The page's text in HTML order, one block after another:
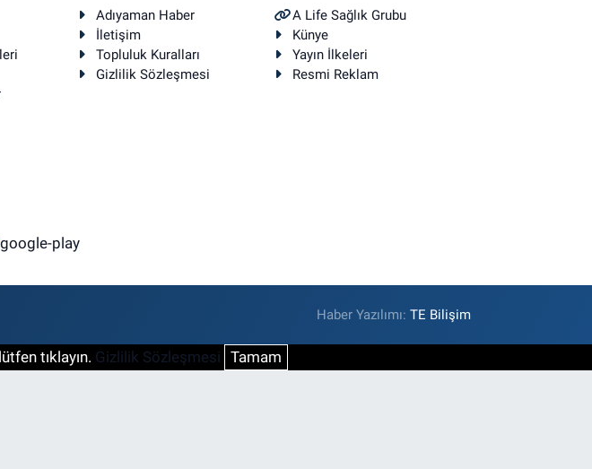
Adıyaman Haber
A Life Sağlık Grubu
İletişim
Künye
Topluluk Kuralları
Yayın İlkeleri
Gizlilik Sözleşmesi
Resmi Reklam
Haber Yazılımı:TE Bilişim
tıklayın. Gizlilik Sözleşmesi Tamam